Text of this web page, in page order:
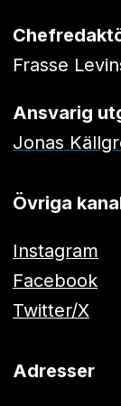
Frasse
Ansvarig
Jonas
Övriga
Instagram
Facebook
Twitter/X
Adresser